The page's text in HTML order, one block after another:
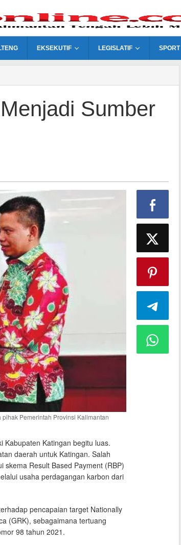
EKSEKUTIF LEGISLATIF SPORT
Sumber
Pemerintah Provinsi Kalimantan
Kabupaten Katingan begitu luas.
daerah untuk Katingan. Salah
Result Based Payment (RBP)
usaha perdagangan karbon dari
pencapaian target Nationally
(GRK), sebagaimana tertuang
98 tahun 2021.